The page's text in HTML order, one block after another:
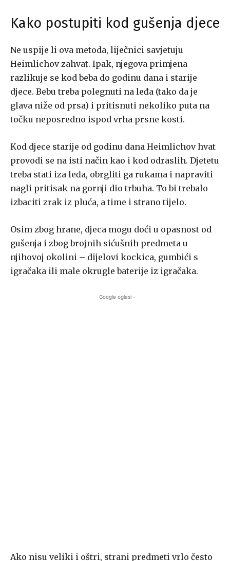
Kako postupiti kod gušenja djece
Ne uspije li ova metoda, liječnici savjetuju
Heimlichov zahvat. Ipak, njegova primjena
razlikuje se kod beba do godinu dana i starije
djece. Bebu treba polegnuti na leđa (tako da je
glava niže od prsa) i pritisnuti nekoliko puta na
točku neposredno ispod vrha prsne kosti.
Kod djece starije od godinu dana Heimlichov hvat
provodi se na isti način kao i kod odraslih. Djetetu
treba stati iza leđa, obrgliti ga rukama i napraviti
nagli pritisak na gornji dio trbuha. To bi trebalo
izbaciti zrak iz pluća, a time i strano tijelo.
Osim zbog hrane, djeca mogu doći u opasnost od
gušenja i zbog brojnih sićušnih predmeta u
njihovoj okolini – dijelovi kockica, gumbići s
igračaka ili male okrugle baterije iz igračaka.
- Google oglasi -
Ako nisu veliki i oštri, strani predmeti vrlo često